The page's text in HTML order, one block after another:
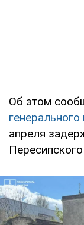
Об этом
апреля